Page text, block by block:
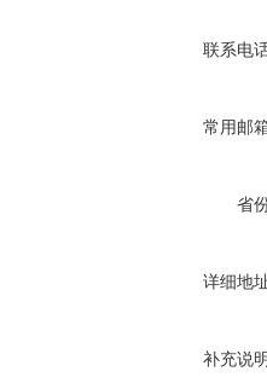
联系电
常用邮
省
详细地
补充说